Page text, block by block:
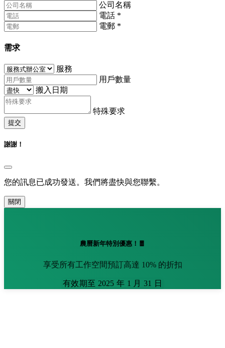
公司名稱
電話 *
電郵 *
需求
服務
用戶數量
搬入日期
特殊要求
提交
謝謝！
您的訊息已成功發送。我們將盡快與您聯繫。
關閉
農曆新年特別優惠！🧧
享受所有工作空間預訂高達 10% 的折扣
有效期至 2025 年 1 月 31 日